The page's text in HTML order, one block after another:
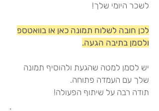
לשכר היומי שלך!
לכן חובה לשלוח תמונה כאן או בוואטספ
ולסמן בתיבה הגעה.
יש לסמן למטה שהגעת ולהוסיף תמונה
שלך עם העמדה פתוחה.
תודה רבה על שיתוף הפעולה!